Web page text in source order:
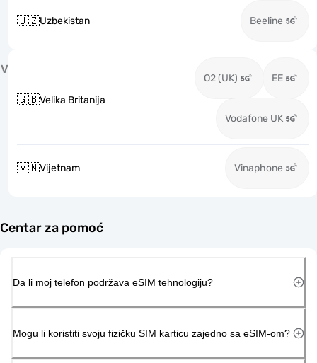
🇺🇿Uzbekistan Beeline
V
🇬🇧Velika Britanija
O2 (UK) EE
Vodafone UK
🇻🇳Vijetnam Vinaphone
Centar za pomoć
Da li moj telefon podržava eSIM tehnologiju?
Mogu li koristiti svoju fizičku SIM karticu zajedno sa eSIM-om?